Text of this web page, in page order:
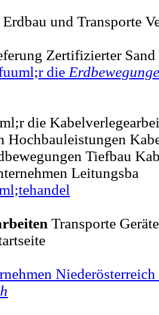
und Transporte
Zertifizierter
die
die
Hochbauleistungen
Tiefbau
Leitungsba
Transporte
Niederösterreich